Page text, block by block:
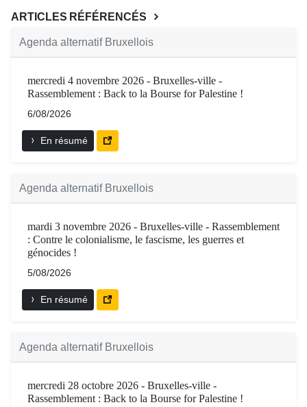
ARTICLES RÉFÉRENCÉS
Agenda alternatif Bruxellois
mercredi 4 novembre 2026 - Bruxelles-ville -
Rassemblement : Back to la Bourse for Palestine !
6/08/2026
En résumé
Agenda alternatif Bruxellois
mardi 3 novembre 2026 - Bruxelles-ville - Rassemblement
: Contre le colonialisme, le fascisme, les guerres et
génocides !
5/08/2026
En résumé
Agenda alternatif Bruxellois
mercredi 28 octobre 2026 - Bruxelles-ville -
Rassemblement : Back to la Bourse for Palestine !